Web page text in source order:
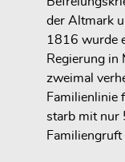
der Altmark
1816 wurde
Regierung in
zweimal
Familienlinie
starb mit nur
Familiengruft